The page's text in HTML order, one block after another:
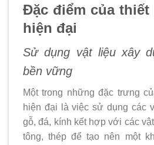
Đặc điểm của
hiện đại
Sử dụng vật liệu xây
bền vững
Một trong những đặc trưng
hiện đại là việc sử dụng các
gỗ, đá, kính kết hợp với các
tông, thép để tạo nên một